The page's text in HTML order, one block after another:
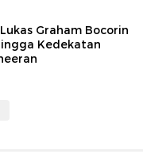
Graham Bocorin
Kedekatan